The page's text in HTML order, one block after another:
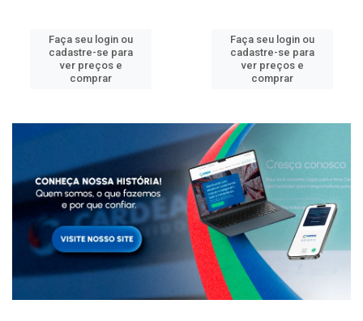
Faça seu login ou
cadastre-se para
ver preços e
comprar
Faça seu login ou
cadastre-se para
ver preços e
comprar